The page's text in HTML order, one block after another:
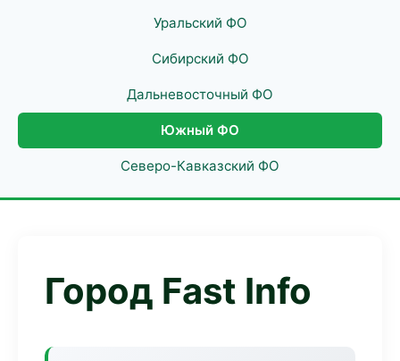
Уральский ФО
Сибирский ФО
Дальневосточный ФО
Южный ФО
Северо-Кавказский ФО
Город Fast Info